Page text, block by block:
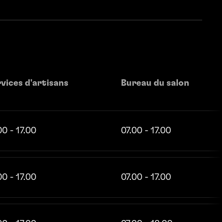
d'artisans Bureau du salon
- 17.00 07.00 - 17.00
- 17.00 07.00 - 17.00